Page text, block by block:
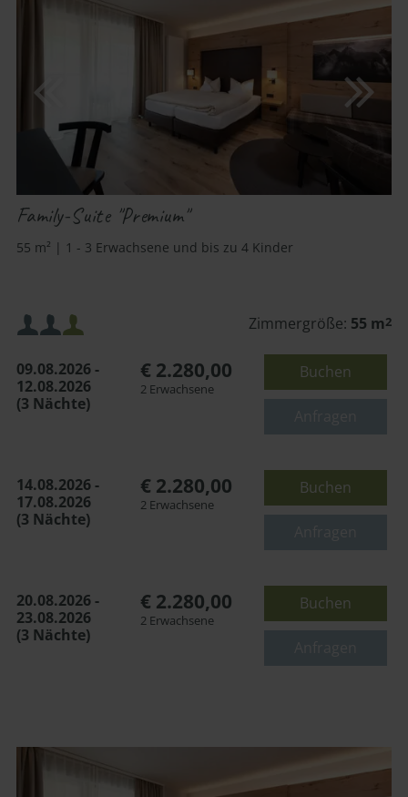
Family-Suite "Premium"
55 m² | 1 - 3 Erwachsene und bis zu 4 Kinder
Mindestbelegung:
Maximalbelegung:
Zimmergröße: 55 m2
09.08.2026 -
12.08.2026
(3 Nächte)
€ 2.280,00
2 Erwachsene
Buchen
14.08.2026 -
17.08.2026
(3 Nächte)
€ 2.280,00
2 Erwachsene
Buchen
20.08.2026 -
23.08.2026
(3 Nächte)
€ 2.280,00
2 Erwachsene
Buchen